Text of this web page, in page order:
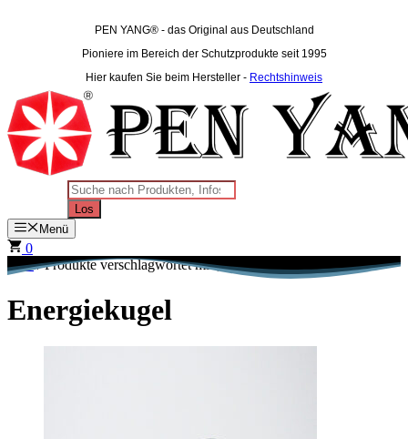
PEN YANG®- das Original aus Deutschland
Pioniere im Bereich der Schutzprodukte seit 1995
Hier kaufen Sie beim Hersteller - Rechtshinweis
Products
search
Los
Menü
0
Start/ Produkte verschlagwortet mit „Energiekugel“
Energiekugel